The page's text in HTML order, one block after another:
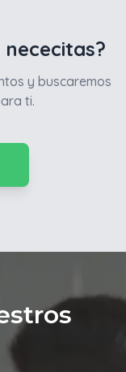
y buscaremos
ti.